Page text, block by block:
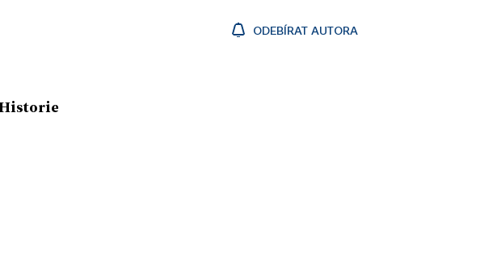
ODEBÍRAT AUTORA